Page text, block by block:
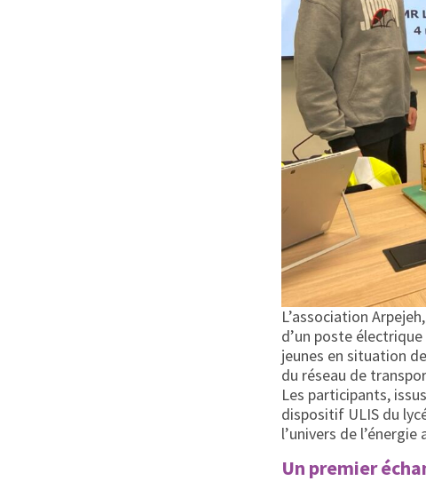
L’association
d’un poste
jeunes en situation
du réseau de
Les participants,
dispositif ULIS du
l’univers de
Un premier